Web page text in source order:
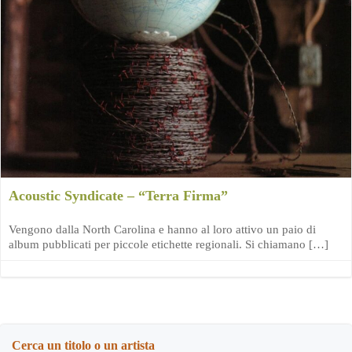
Acoustic Syndicate – “Terra Firma”
Vengono dalla North Carolina e hanno al loro attivo un paio di
album pubblicati per piccole etichette regionali. Si chiamano […]
Cerca un titolo o un artista